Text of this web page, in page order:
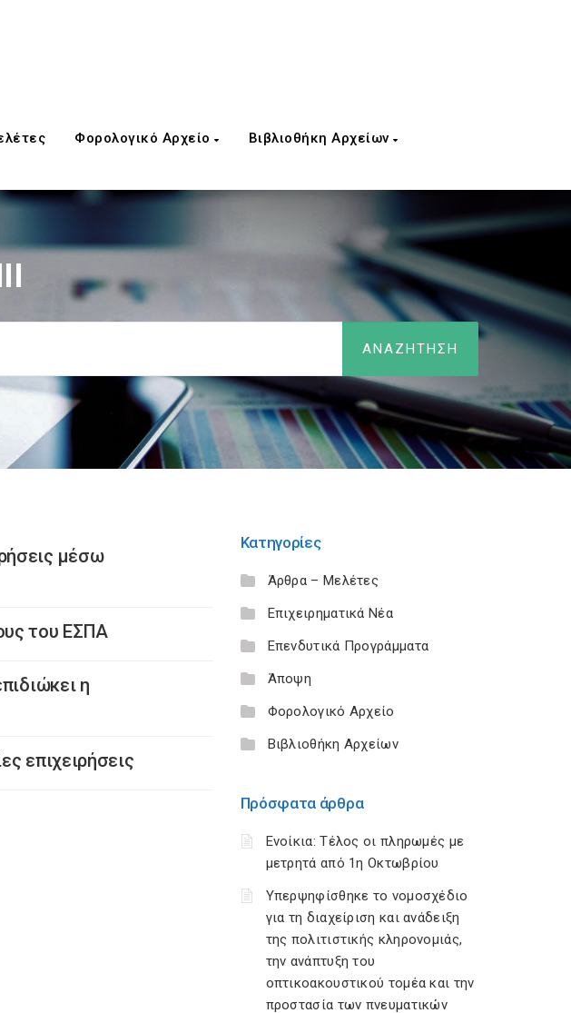
Φορολογικό Αρχείο Βιβλιοθήκη Αρχείων
μέσω
του ΕΣΠΑ
η
επιχειρήσεις
Κατηγορίες
Άρθρα – Μελέτες
Επιχειρηματικά Νέα
Επενδυτικά Προγράμματα
Άποψη
Φορολογικό Αρχείο
Βιβλιοθήκη Αρχείων
Πρόσφατα άρθρα
Ενοίκια: Τέλος οι πληρωμές με
μετρητά από 1η Οκτωβρίου
Υπερψηφίσθηκε το νομοσχέδιο
για τη διαχείριση και ανάδειξη
της πολιτιστικής κληρονομιάς,
την ανάπτυξη του
οπτικοακουστικού τομέα και την
προστασία των πνευματικών